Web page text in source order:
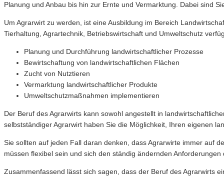
Planung und Anbau bis hin zur Ernte und Vermarktung. Dabei sind
Um Agrarwirt zu werden, ist eine Ausbildung im Bereich
Tierhaltung, Agrartechnik, Betriebswirtschaft und Umweltschutz
Planung und Durchführung landwirtschaftlicher Prozesse
Bewirtschaftung von landwirtschaftlichen Flächen
Zucht von Nutztieren
Vermarktung landwirtschaftlicher Produkte
Umweltschutzmaßnahmen implementieren
Der Beruf des Agrarwirts kann sowohl angestellt in
selbstständiger Agrarwirt haben Sie die Möglichkeit, Ihren eigenen
Sie sollten auf jeden Fall daran denken, dass Agrarwirte immer auf
müssen flexibel sein und sich den ständig ändernden
Zusammenfassend lässt sich sagen, dass der Beruf des Agrarwirts